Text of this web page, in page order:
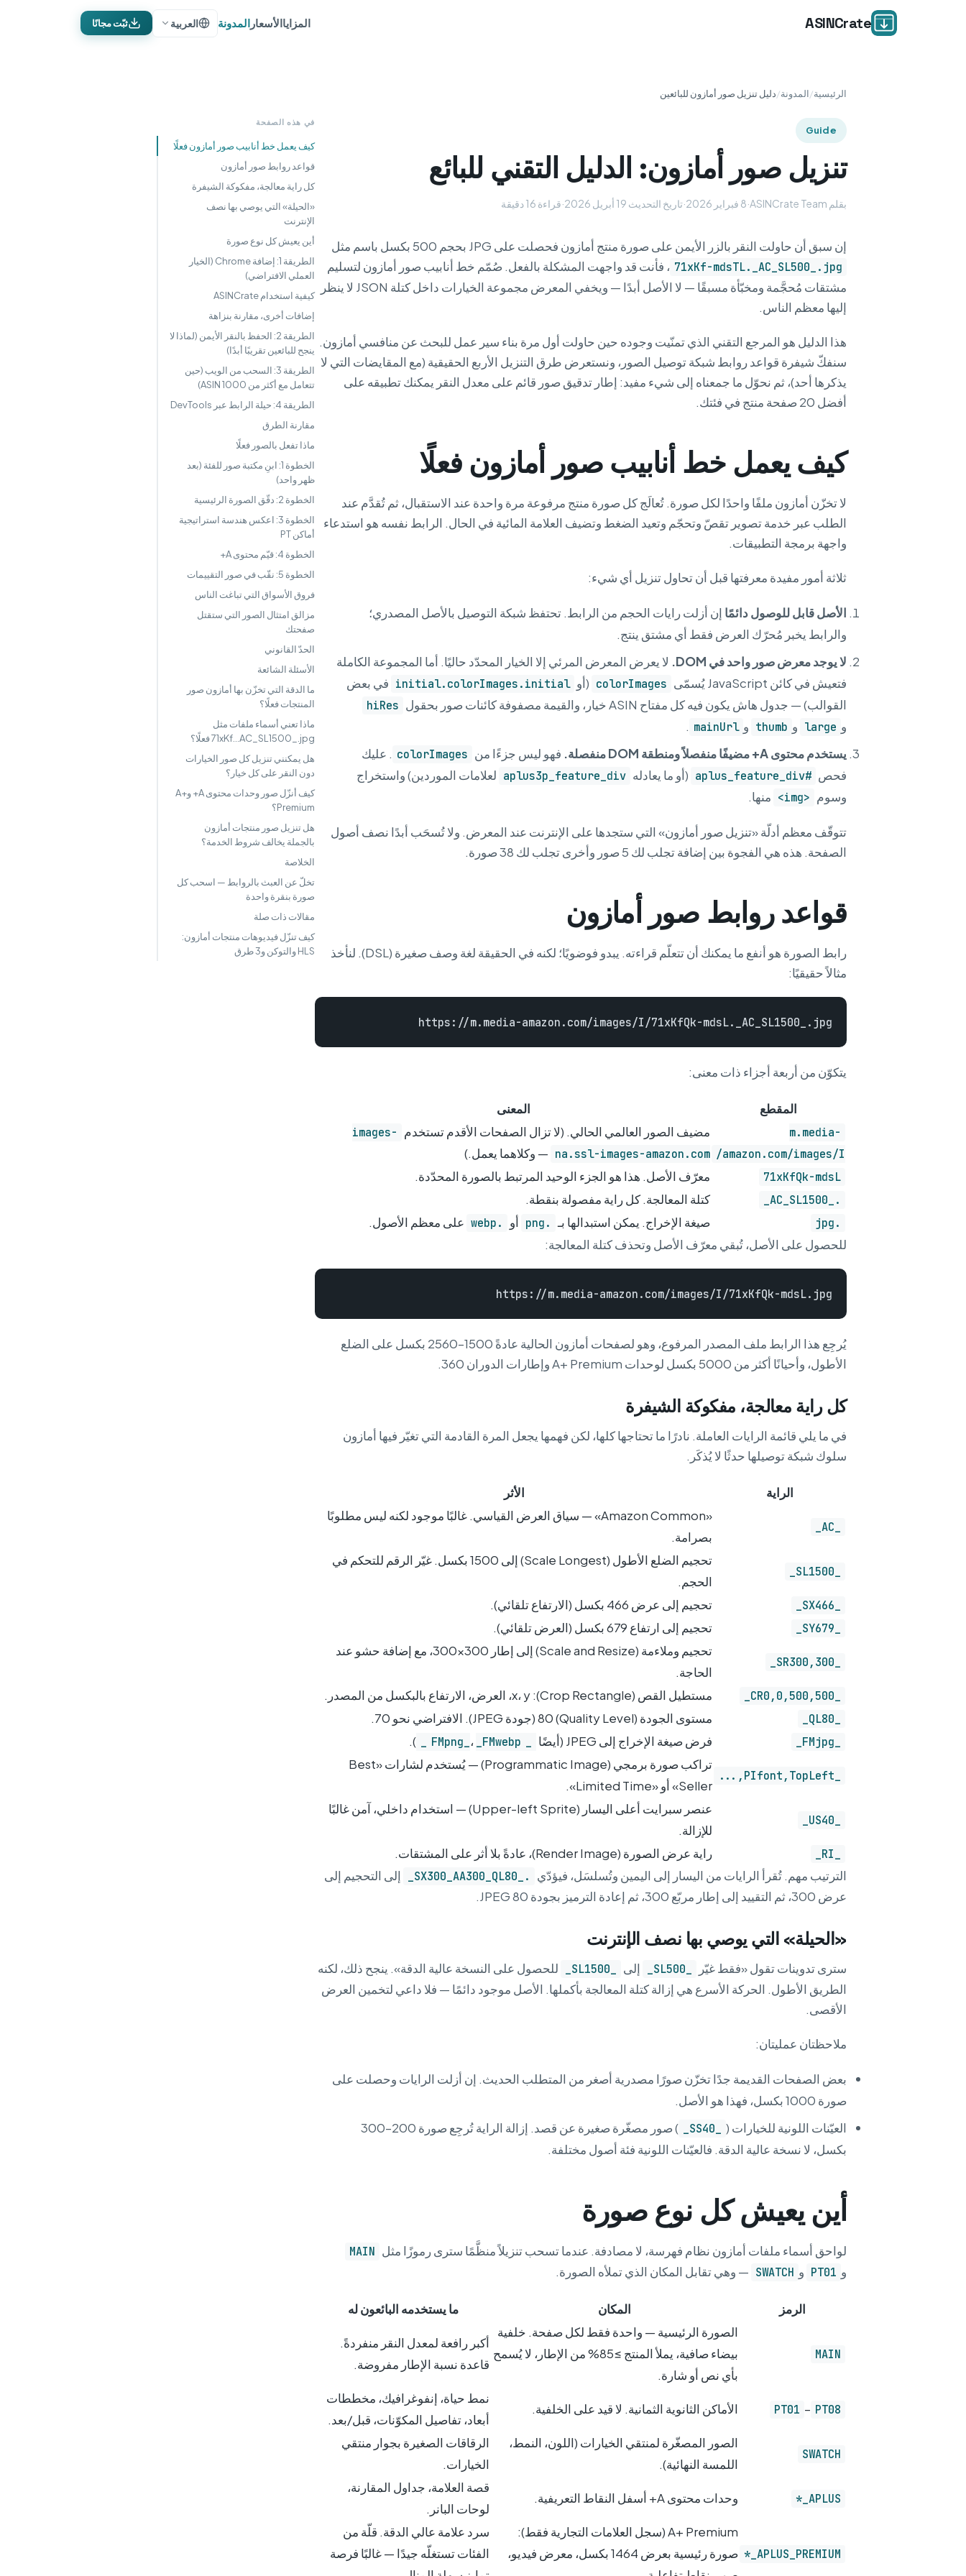
ASINCrate المزاياالأسعار المدونة العربية ثبّت مجانًا
الرئيسية/المدونة/دليل تنزيل صور أمازون للبائعين
Guide
تنزيل صور أمازون: الدليل التقني للبائع
بقلم ASINCrate Team ·8 فبراير 2026 ·تاريخ التحديث 19 أبريل 2026 ·قراءة 16 دقيقة
إن سبق أن حاولت النقر بالزر الأيمن على صورة منتج أمازون فحصلت على JPG بحجم 500 بكسل باسم مثل
71xKf-mdsTL._AC_SL500_.jpg ، فأنت قد واجهت المشكلة بالفعل. صُمّم خط أنابيب صور أمازون لتسليم
مشتقات مُحجَّمة ومخبّأة مسبقًا — لا الأصل أبدًا — ويخفي المعرض مجموعة الخيارات داخل كتلة JSON لا ينظر
إليها معظم الناس.
هذا الدليل هو المرجع التقني الذي تمنّيت وجوده حين حاولت أول مرة بناء سير عمل للبحث عن منافسي أمازون.
سنفكّ شيفرة قواعد روابط شبكة توصيل الصور، ونستعرض طرق التنزيل الأربع الحقيقية (مع المقايضات التي لا
يذكرها أحد)، ثم نحوّل ما جمعناه إلى شيء مفيد: إطار تدقيق صور قائم على معدل النقر يمكنك تطبيقه على
أفضل 20 صفحة منتج في فئتك.
كيف يعمل خط أنابيب صور أمازون فعلًا
لا تخزّن أمازون ملفًا واحدًا لكل صورة. تُعالَج كل صورة منتج مرفوعة مرة واحدة عند الاستقبال، ثم تُقدَّم عند
الطلب عبر خدمة تصوير تقصّ وتحجّم وتعيد الضغط وتضيف العلامة المائية في الحال. الرابط نفسه هو استدعاء
واجهة برمجة التطبيقات.
ثلاثة أمور مفيدة معرفتها قبل أن تحاول تنزيل أي شيء:
الأصل قابل للوصول دائمًا إن أزلت رايات الحجم من الرابط. تحتفظ شبكة التوصيل بالأصل المصدري؛
والرابط يخبر مُحرّك العرض فقط أي مشتق ينتج.
لا يوجد معرض صور واحد في DOM.
لا يعرض المعرض المرئي إلا الخيار المحدّد حاليًا. أما المجموعة الكاملة
فتعيش في كائن JavaScript يُسمّى
colorImages (أو initial.colorImages.initial في بعض
القوالب) — جدول هاش يكون فيه كل مفتاح ASIN خيار، والقيمة مصفوفة كائنات صور بحقول
hiRes
و large و thumb و mainUrl
.
يستخدم محتوى A+ مضيفًا منفصلاً ومنطقة DOM منفصلة.
فهو ليس جزءًا من colorImages . عليك
فحص #aplus_feature_div (أو ما يعادله aplus3p_feature_div لعلامات الموردين) واستخراج
وسوم <img> منها.
تتوقّف معظم أدلّة «تنزيل صور أمازون» التي ستجدها على الإنترنت عند المعرض. ولا تُسحَب أبدًا نصف أصول
الصفحة. هذه هي الفجوة بين إضافة تجلب لك 5 صور وأخرى تجلب لك 38 صورة.
قواعد روابط صور أمازون
رابط الصورة هو أنفع ما يمكنك أن تتعلّم قراءته. يبدو فوضويًا؛ لكنه في الحقيقة لغة وصف صغيرة (DSL). لنأخذ
مثالاً حقيقيًا:
https://m.media-amazon.com/images/I/71xKfQk-mdsL._AC_SL1500_.jpg
يتكوّن من أربعة أجزاء ذات معنى:
المقطع المعنى
m.media-
amazon.com/images/I/
مضيف الصور العالمي الحالي. (لا تزال الصفحات الأقدم تستخدم images-
na.ssl-images-amazon.com — وكلاهما يعمل.)
71xKfQk-mdsL معرّف الأصل. هذا هو الجزء الوحيد المرتبط بالصورة المحدّدة.
._AC_SL1500_ كتلة المعالجة. كل راية مفصولة بنقطة.
.jpg صيغة الإخراج. يمكن استبدالها بـ .png أو .webp
على معظم الأصول.
للحصول على الأصل، تُبقي معرّف الأصل وتحذف كتلة المعالجة:
https://m.media-amazon.com/images/I/71xKfQk-mdsL.jpg
يُرجِع هذا الرابط ملف المصدر المرفوع، وهو لصفحات أمازون الحالية عادةً 1500–2560 بكسل على الضلع
الأطول، وأحيانًا أكثر من 5000 بكسل لوحدات A+ Premium وإطارات الدوران 360.
كل راية معالجة، مفكوكة الشيفرة
في ما يلي قائمة الرايات العاملة. نادرًا ما تحتاجها كلها، لكن فهمها يجعل المرة القادمة التي تغيّر فيها أمازون
سلوك شبكة توصيلها حدثًا لا يُذكَر.
الراية الأثر
«Amazon Common» — سياق العرض القياسي. غالبًا موجود لكنه ليس مطلوبًا
بصرامة.
تحجيم الضلع الأطول (Scale Longest) إلى 1500 بكسل. غيّر الرقم للتحكم في
الحجم.
تحجيم إلى عرض 466 بكسل (الارتفاع تلقائي).
تحجيم إلى ارتفاع 679 بكسل (العرض تلقائي).
تحجيم وملاءمة (Scale and Resize) إلى إطار 300×300، مع إضافة حشو عند
الحاجة.
مستطيل القص (Crop Rectangle): x، y، العرض، الارتفاع بالبكسل من المصدر.
مستوى الجودة (Quality Level) 80 (جودة JPEG). الافتراضي نحو 70.
فرض صيغة الإخراج إلى JPEG (أيضًا ، _FMwebp_
).
تراكب صورة برمجي (Programmatic Image) — يُستخدم لشارات «Best
Seller» أو «Limited Time».
عنصر سبرايت أعلى اليسار (Upper-left Sprite) — استخدام داخلي، آمن غالبًا
للإزالة.
راية عرض الصورة (Render Image)، عادةً بلا أثر على المشتقات.
الترتيب مهم. تُقرأ الرايات من اليسار إلى اليمين وتُسلسَل، فيؤدّي
._SX300_AA300_QL80_
إلى التحجيم إلى
عرض 300، ثم التقييد إلى إطار مربّع 300، ثم إعادة الترميز بجودة JPEG 80.
«الحيلة» التي يوصي بها نصف الإنترنت
سترى تدوينات تقول «فقط غيّر إلى
للحصول على النسخة عالية الدقة». ينجح ذلك، لكنه
الطريق الأطول. الحركة الأسرع هي إزالة كتلة المعالجة بأكملها. الأصل موجود دائمًا — فلا داعي لتخمين العرض
الأقصى.
ملاحظتان عمليتان:
بعض الصفحات القديمة جدًا تخزّن صورًا مصدرية أصغر من المتطلب الحديث. إن أزلت الرايات وحصلت على
صورة 1000 بكسل، فهذا هو الأصل.
العيّنات اللونية للخيارات (
) صور مصغّرة صغيرة عن قصد. إزالة الراية تُرجِع صورة 200–300
بكسل، لا نسخة عالية الدقة. فالعيّنات اللونية فئة أصول مختلفة.
أين يعيش كل نوع صورة
لواحق أسماء ملفات أمازون نظام فهرسة، لا مصادفة. عندما تسحب تنزيلاً منظَّمًا سترى رموزًا مثل MAIN
و PT01 و SWATCH — وهي تقابل المكان الذي تملأه الصورة.
الرمز المكان ما يستخدمه البائعون له
MAIN
الصورة الرئيسية — واحدة فقط لكل صفحة. خلفية
بيضاء صافية، يملأ المنتج ≥85% من الإطار، لا يُسمح
بأي نص أو شارة.
أكبر رافعة لمعدل النقر منفردةً.
قاعدة نسبة الإطار مفروضة.
PT01 – PT08 الأماكن الثانوية الثمانية. لا قيد على الخلفية.
نمط حياة، إنفوغرافيك، مخططات
أبعاد، تفاصيل المكوّنات، قبل/بعد.
SWATCH
الصور المصغّرة لمنتقي الخيارات (اللون، النمط،
اللمسة النهائية).
الرقاقات الصغيرة بجوار منتقي
الخيارات.
APLUS_* وحدات محتوى A+ أسفل النقاط التعريفية.
قصة العلامة، جداول المقارنة،
لوحات البانر.
APLUS_PREMIUM_*
A+ Premium (سجل العلامات التجارية فقط):
صورة رئيسية بعرض 1464 بكسل، معرض فيديو،
سرد علامة عالي الدقة. قلّة من
الفئات تستغلّه جيدًا — غالبًا فرصة
في هذه الصفحة
كيف يعمل خط أنابيب صور أمازون فعلًا
قواعد روابط صور أمازون
كل راية معالجة، مفكوكة الشيفرة
«الحيلة» التي يوصي بها نصف
الإنترنت
أين يعيش كل نوع صورة
الطريقة 1: إضافة Chrome (الخيار
العملي الافتراضي)
كيفية استخدام ASINCrate
إضافات أخرى، مقارنة بنزاهة
الطريقة 2: الحفظ بالنقر الأيمن (لماذا لا
ينجح للبائعين تقريبًا أبدًا)
الطريقة 3: السحب من الويب (حين
تتعامل مع أكثر من 1000 ASIN)
الطريقة 4: حيلة الرابط عبر DevTools
مقارنة الطرق
ماذا تفعل بالصور فعلًا
الخطوة 1: ابنِ مكتبة صور للفئة (بعد
ظهر واحد)
الخطوة 2: دقّق الصورة الرئيسية
الخطوة 3: اعكس هندسة استراتيجية
أماكن PT
الخطوة 4: قيّم محتوى A+
الخطوة 5: نقّب في صور التقييمات
فروق الأسواق التي تباغت الناس
مزالق امتثال الصور التي ستقتل
صفحتك
الحدّ القانوني
الأسئلة الشائعة
ما الدقة التي تخزّن بها أمازون صور
المنتجات فعلًا؟
ماذا تعني أسماء ملفات مثل
71xKf...AC_SL1500_.jpg فعلًا؟
هل يمكنني تنزيل كل صور الخيارات
دون النقر على كل خيار؟
كيف أنزّل صور وحدات محتوى A+ وA+
Premium؟
هل تنزيل صور منتجات أمازون
بالجملة يخالف شروط الخدمة؟
الخلاصة
تخلّ عن العبث بالروابط — اسحب كل
صورة بنقرة واحدة
مقالات ذات صلة
كيف تنزّل فيديوهات منتجات أمازون:
HLS والتوكن و3 طرق